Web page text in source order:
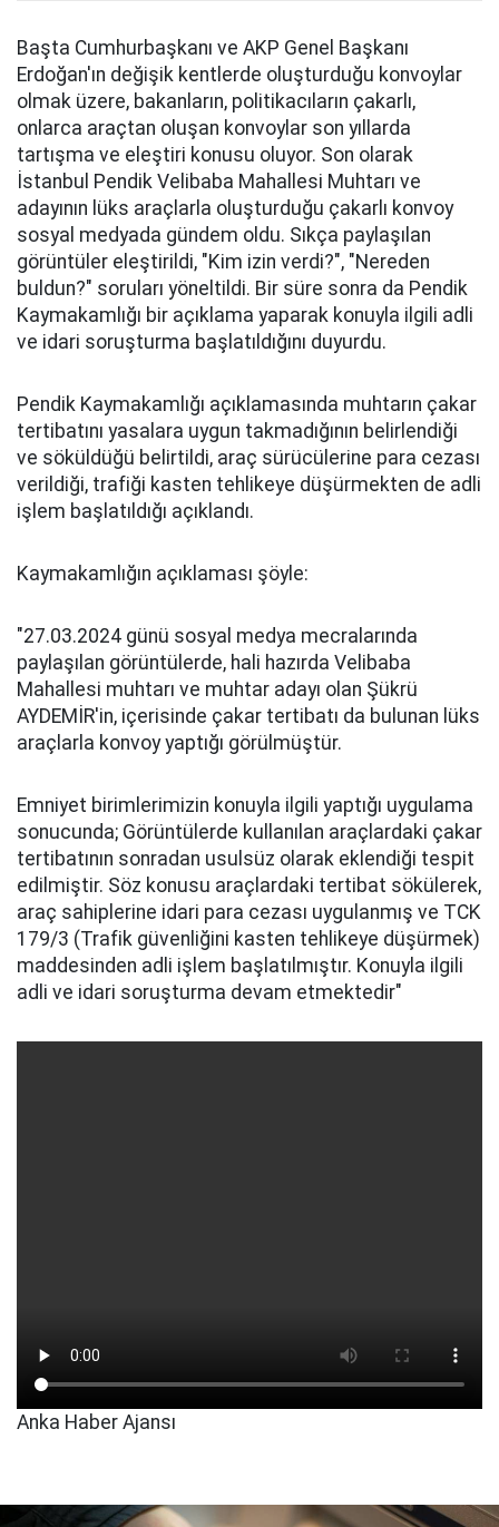
Başta Cumhurbaşkanı ve AKP Genel Başkanı
Erdoğan'ın değişik kentlerde oluşturduğu konvoylar
olmak üzere, bakanların, politikacıların çakarlı,
onlarca araçtan oluşan konvoylar son yıllarda
tartışma ve eleştiri konusu oluyor. Son olarak
İstanbul Pendik Velibaba Mahallesi Muhtarı ve
adayının lüks araçlarla oluşturduğu çakarlı konvoy
sosyal medyada gündem oldu. Sıkça paylaşılan
görüntüler eleştirildi, "Kim izin verdi?", "Nereden
buldun?" soruları yöneltildi. Bir süre sonra da Pendik
Kaymakamlığı bir açıklama yaparak konuyla ilgili adli
ve idari soruşturma başlatıldığını duyurdu.
Pendik Kaymakamlığı açıklamasında muhtarın çakar
tertibatını yasalara uygun takmadığının belirlendiği
ve söküldüğü belirtildi, araç sürücülerine para cezası
verildiği, trafiği kasten tehlikeye düşürmekten de adli
işlem başlatıldığı açıklandı.
Kaymakamlığın açıklaması şöyle:
"27.03.2024 günü sosyal medya mecralarında
paylaşılan görüntülerde, hali hazırda Velibaba
Mahallesi muhtarı ve muhtar adayı olan Şükrü
AYDEMİR'in, içerisinde çakar tertibatı da bulunan lüks
araçlarla konvoy yaptığı görülmüştür.
Emniyet birimlerimizin konuyla ilgili yaptığı uygulama
sonucunda; Görüntülerde kullanılan araçlardaki çakar
tertibatının sonradan usulsüz olarak eklendiği tespit
edilmiştir. Söz konusu araçlardaki tertibat sökülerek,
araç sahiplerine idari para cezası uygulanmış ve TCK
179/3 (Trafik güvenliğini kasten tehlikeye düşürmek)
maddesinden adli işlem başlatılmıştır. Konuyla ilgili
adli ve idari soruşturma devam etmektedir"
Anka Haber Ajansı